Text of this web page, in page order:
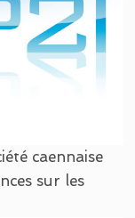
caennaise
sur les